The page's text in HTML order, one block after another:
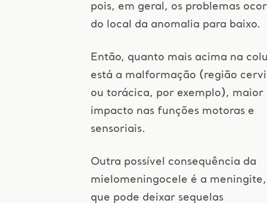
pois, em geral, os problemas
do local da anomalia para baixo.
Então, quanto mais acima na
está a malformação (região
ou torácica, por exemplo), maior
impacto nas funções motoras e
sensoriais.
Outra possível consequência da
mielomeningocele é a meningite,
que pode deixar sequelas